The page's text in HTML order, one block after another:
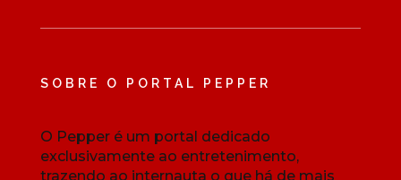
SOBRE O PORTAL PEPPER
O Pepper é um portal dedicado
exclusivamente ao entretenimento,
trazendo ao internauta o que há de mais